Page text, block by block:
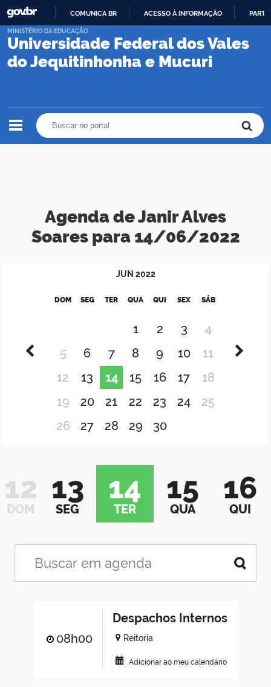
PARA
CONTEÚDO
COMUNICA BR ACESSO À INFORMAÇÃO
Universidade Federal dos Vales
do Jequitinhonha e Mucuri
MINISTÉRIO DA EDUCAÇÃO
Agenda de Janir Alves
Soares para 14/06/2022
JUN 2022
DOM SEG TER QUA QUI SEX SÁB
1 2 3
4
5
6 7 8 9 10
11
12
13 14 15 16 17
18
19
20 21 22 23 24
25
26
27 28 29 30
12
DOM
13
SEG
14
TER
15
QUA
16
QUI
08h00
Despachos Internos
Reitoria
Adicionar ao meu calendário